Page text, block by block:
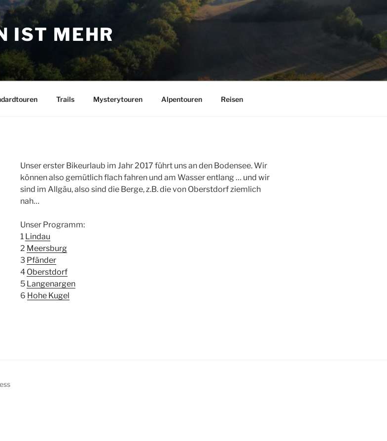
IST MEHR
Trails Mysterytouren Alpentouren Reisen
Unser erster Bikeurlaub im Jahr 2017 führt uns an den Bodensee. Wir
können also gemütlich flach fahren und am Wasser entlang … und wir
sind im Allgäu, also sind die Berge, z.B. die von Oberstdorf ziemlich
nah…
Unser Programm:
1 Lindau
2 Meersburg
3 Pfänder
4 Oberstdorf
5 Langenargen
6 Hohe Kugel